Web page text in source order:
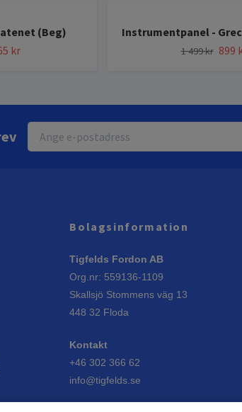
(Beg)
kr
Instrumentpanel -
1 499 kr 899
Bolagsinformation
Tigfelds Fordon AB
Org.nr: 559136-1109
Skallsjö Stommens väg 13
448 32 Floda
Kontakt
+46 302 366 62
info@tigfelds.se